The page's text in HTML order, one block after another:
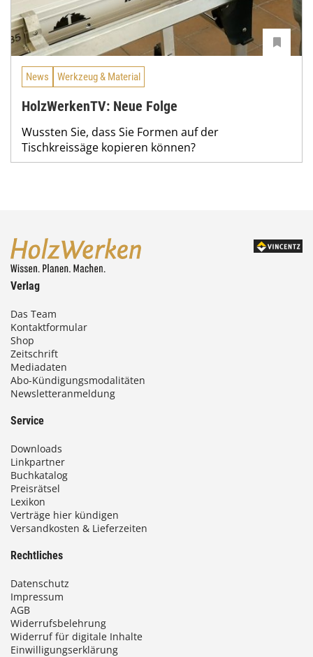
News Werkzeug & Material
HolzWerkenTV: Neue Folge
Wussten Sie, dass Sie Formen auf der
Tischkreissäge kopieren können?
Verlag
Das Team
Kontaktformular
Shop
Zeitschrift
Mediadaten
Abo-Kündigungsmodalitäten
Newsletteranmeldung
Service
Downloads
Linkpartner
Buchkatalog
Preisrätsel
Lexikon
Verträge hier kündigen
Versandkosten & Lieferzeiten
Rechtliches
Datenschutz
Impressum
AGB
Widerrufsbelehrung
Widerruf für digitale Inhalte
Einwilligungserklärung